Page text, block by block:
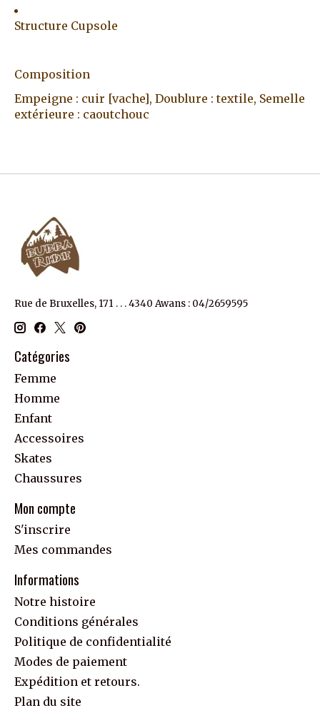
Structure Cupsole
Composition
Empeigne : cuir [vache], Doublure : textile, Semelle
extérieure : caoutchouc
Rue de Bruxelles, 171 . . . 4340 Awans : 04/2659595
Catégories
Femme
Homme
Enfant
Accessoires
Skates
Chaussures
Mon compte
S'inscrire
Mes commandes
Informations
Notre histoire
Conditions générales
Politique de confidentialité
Modes de paiement
Expédition et retours.
Plan du site